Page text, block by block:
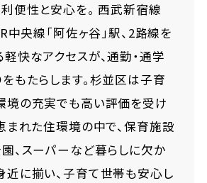
便性と安心を。 西武新宿線
中央線「阿佐ヶ谷」駅、2路線を
快なアクセスが、通勤・通学
もたらします。杉並区は子育
境の充実でも高い評価を受け
まれた住環境の中で、保育施設
、スーパーなど暮らしに欠か
に揃い、子育て世帯も安心し